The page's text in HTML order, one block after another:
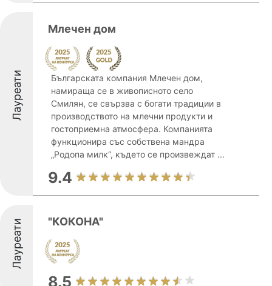
Лауреати
Млечен дом
Българската компания Млечен дом,
намираща се в живописното село
Смилян, се свързва с богати традиции в
производството на млечни продукти и
гостоприемна атмосфера. Компанията
функционира със собствена мандра
„Родопа милк“, където се произвеждат ...
9.4
Лауреати "КОКОНА"
8.5